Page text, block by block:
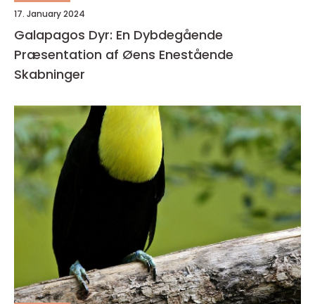
17. January 2024
Galapagos Dyr: En Dybdegående
Præsentation af Øens Enestående
Skabninger